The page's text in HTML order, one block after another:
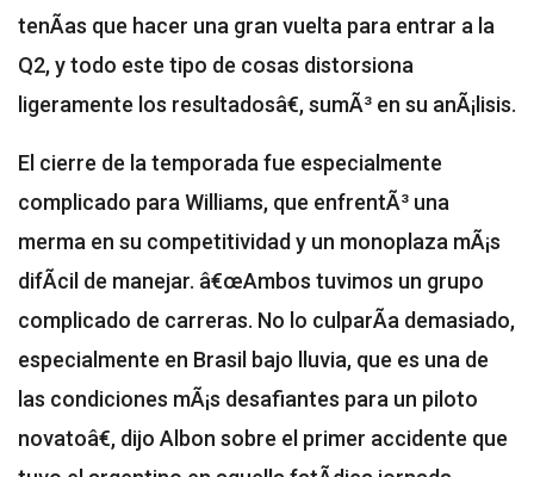
tenÃ­as que hacer una gran vuelta para entrar a la
Q2, y todo este tipo de cosas distorsiona
ligeramente los resultadosâ€, sumÃ³ en su anÃ¡lisis.
El cierre de la temporada fue especialmente
complicado para Williams, que enfrentÃ³ una
merma en su competitividad y un monoplaza mÃ¡s
difÃ­cil de manejar. â€œAmbos tuvimos un grupo
complicado de carreras. No lo culparÃ­a demasiado,
especialmente en Brasil bajo lluvia, que es una de
las condiciones mÃ¡s desafiantes para un piloto
novatoâ€, dijo Albon sobre el primer accidente que